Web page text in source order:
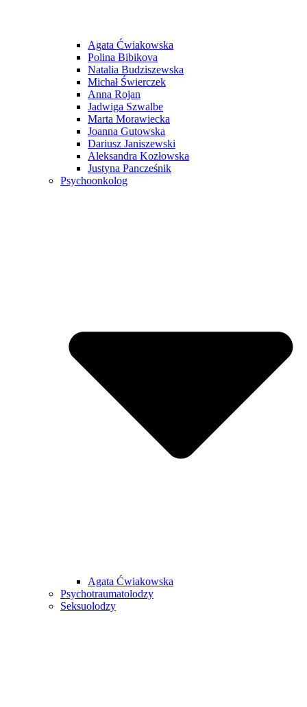
Agata Ćwiakowska
Polina Bibikova
Natalia Budziszewska
Michał Świerczek
Anna Rojan
Jadwiga Szwalbe
Marta Morawiecka
Joanna Gutowska
Dariusz Janiszewski
Aleksandra Kozłowska
Justyna Pancześnik
Psychoonkolog
Agata Ćwiakowska
Psychotraumatolodzy
Seksuolodzy